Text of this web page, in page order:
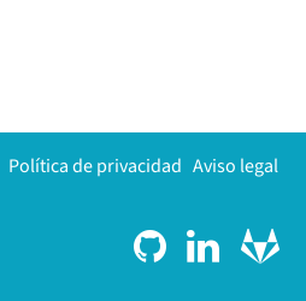
Política de privacidad Aviso legal